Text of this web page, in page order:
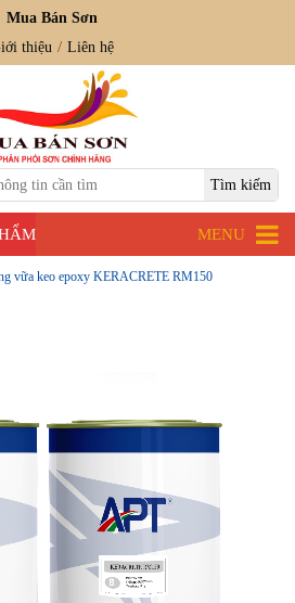
Mua Bán Sơn
thiệu
Liên hệ
MENU
vữa keo epoxy KERACRETE RM150